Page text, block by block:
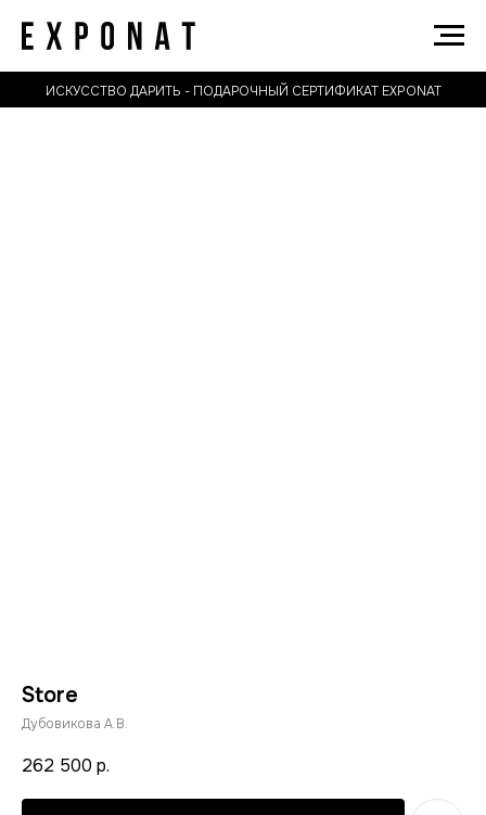
ИСКУССТВО ДАРИТЬ - ПОДАРОЧНЫЙ СЕРТИФИКАТ EXPONAT
Store
Дубовикова А.В.
262 500 р.